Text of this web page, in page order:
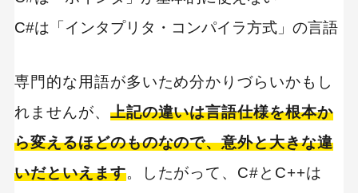
キーワードから記事を検索
カテゴリーから記事を検索
C#は「インタプリタ・コンパイラ方式」の言語
専門的な用語が多いため分かりづらいかもし
れませんが、 上記の違いは言語仕様を根本か
ら変えるほどのものなので、意外と大きな違
いだといえます。したがって、C#とC++は